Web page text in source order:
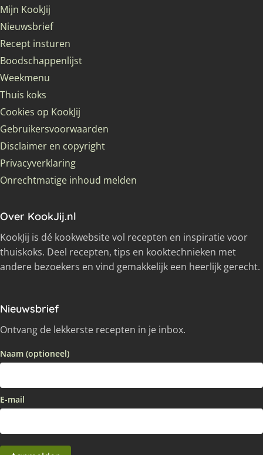
Mijn KookJij
Nieuwsbrief
Recept insturen
Boodschappenlijst
Weekmenu
Thuis koks
Cookies op KookJij
Gebruikersvoorwaarden
Disclaimer en copyright
Privacyverklaring
Onrechtmatige inhoud melden
Over KookJij.nl
KookJij is dé kookwebsite vol recepten en inspiratie voor
thuiskoks. Deel recepten, tips en kooktechnieken met
andere bezoekers en vind gemakkelijk een heerlijk gerecht.
Nieuwsbrief
Ontvang de lekkerste recepten in je inbox.
Naam (optioneel)
E-mail